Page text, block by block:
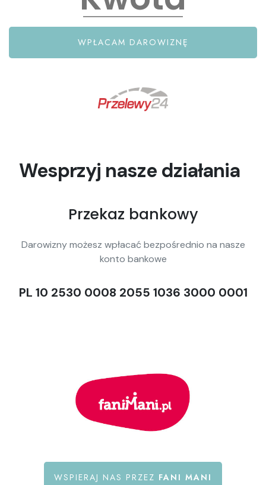
WPŁACAM DAROWIZNĘ
Wesprzyj nasze działania
Przekaz bankowy
Darowizny możesz wpłacać bezpośrednio na nasze
konto bankowe
PL 10 2530 0008 2055 1036 3000 0001
WSPIERAJ NAS PRZEZ FANI MANI